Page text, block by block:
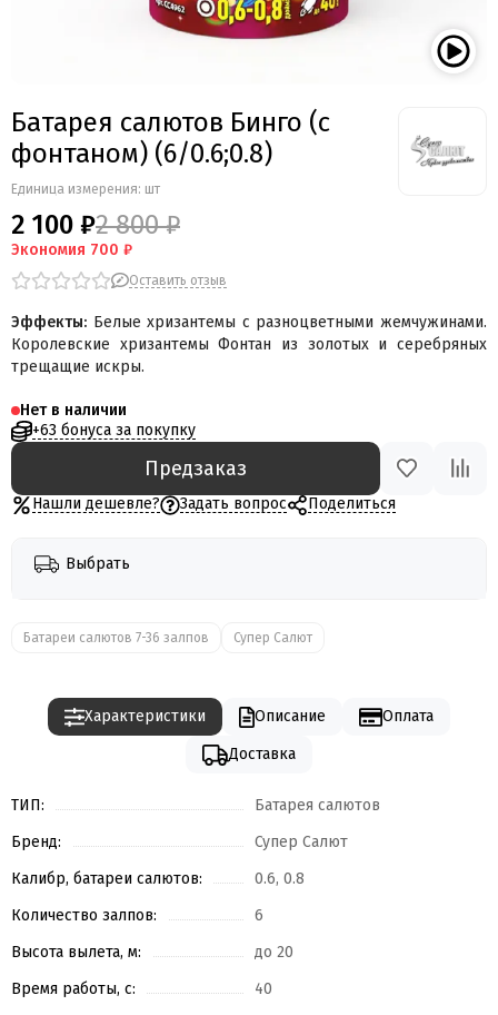
Бомбардир
УПЗ
Веселая Затея
Салют России
Русская петарда
Батарея салютов Бинго (с
фонтаном) (6/0.6;0.8)
Единица измерения: шт
2 100 ₽2 800 ₽
Экономия 700 ₽
Оставить отзыв
Эффекты: Белые хризантемы с разноцветными жемчужинами.
Королевские хризантемы Фонтан из золотых и серебряных
трещащие искры.
Нет в наличии
+63 бонуса за покупку
Предзаказ
Нашли дешевле? Задать вопрос Поделиться
Выбрать
Батареи салютов 7-36 залпов Супер Салют
Характеристики Описание
Оплата
Доставка
ТИП:
Батарея салютов
Бренд:
Супер Салют
Калибр, батареи салютов:
0.6, 0.8
Количество залпов:
6
Высота вылета, м:
до 20
Время работы, с:
40